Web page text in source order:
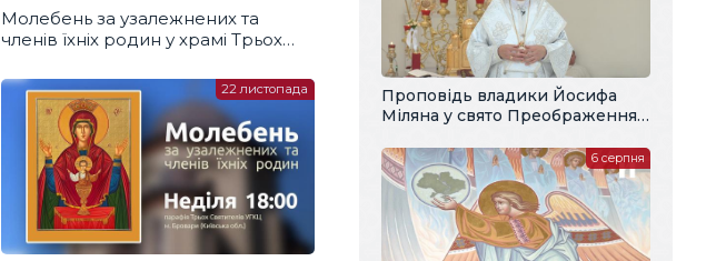
Молебень за узалежнених та
членів їхніх родин у храмі Трьох
13.12.2020
22 листопада
Проповідь владики Йосифа
Міляна у свято Преображення
6 серпня